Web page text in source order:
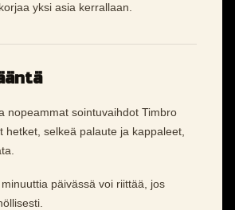
yksi asia kerrallaan.
nopeammat sointuvaihdot Timbro
hetket, selkeä palaute ja kappaleet,
päivässä voi riittää, jos